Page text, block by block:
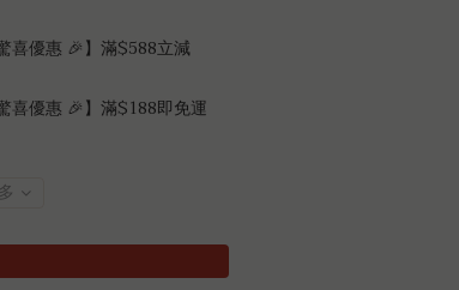
喜優惠 🎉】滿$588立減
喜優惠 🎉】滿$188即免運